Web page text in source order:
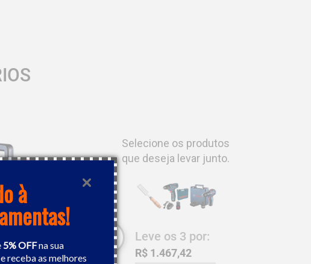
à
5% OFFna sua
e receba as melhores
Selecione os produtos
que deseja levar junto.
Leve os 3 por:
R$ 1.467,42